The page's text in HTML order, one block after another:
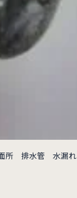
排水管 水漏れ